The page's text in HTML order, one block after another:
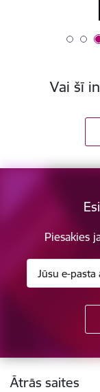
Vai šī
Piesakies
Kājene
Ātrās saites